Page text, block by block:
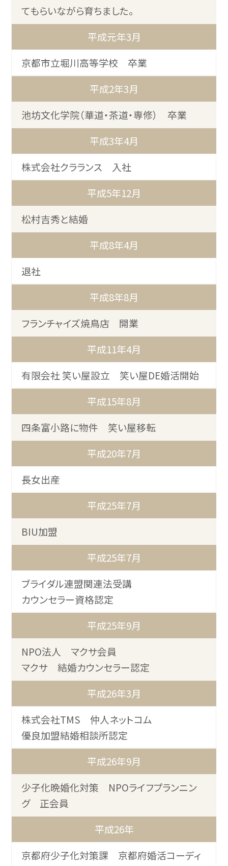
てもらいながら育ちました。
平成元年3月
京都市立堀川高等学校 卒業
平成2年3月
池坊文化学院（華道・茶道・専修） 卒業
平成3年4月
株式会社クラランス 入社
平成5年12月
松村吉秀と結婚
平成8年4月
退社
平成8年8月
フランチャイズ焼鳥店 開業
平成11年4月
有限会社 笑い屋設立 笑い屋DE婚活開始
平成15年8月
四条富小路に物件 笑い屋移転
平成20年7月
長女出産
平成25年7月
BIU加盟
平成25年7月
ブライダル連盟関連法受講
カウンセラー資格認定
平成25年9月
NPO法人 マクサ会員
マクサ 結婚カウンセラー認定
平成26年3月
株式会社TMS 仲人ネットコム
優良加盟結婚相談所認定
平成26年9月
少子化晩婚化対策 NPOライフプランニン
グ 正会員
平成26年
京都府少子化対策課 京都府婚活コーディ